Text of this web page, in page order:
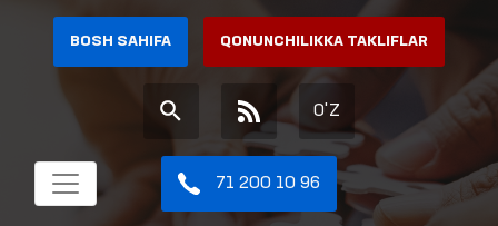
BOSH SAHIFA QONUNCHILIKKA TAKLIFLAR
O'Z
71 200 10 96